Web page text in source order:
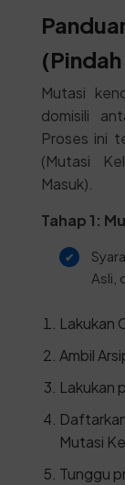
Mutasi
domisili
Proses ini
(Mutasi
Masuk).
Tahap 1:
Asli,
Lakukan
Ambil
Lakukan
Mutasi
Tunggu